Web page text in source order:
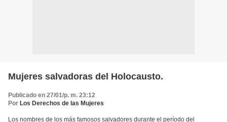
Mujeres salvadoras del Holocausto.
Publicado en 27/01/p. m. 23:12
Por Los Derechos de las Mujeres
Los nombres de los más famosos salvadores durante el período del